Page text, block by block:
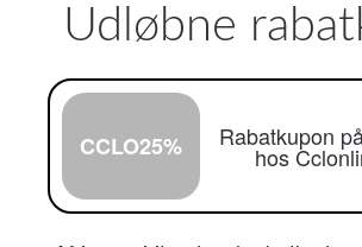
Udløbne
CCLO25% Rabatkupon
hos